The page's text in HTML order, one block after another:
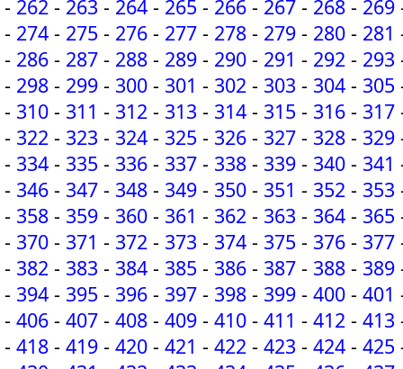
- 262 - 263 - 264 - 265 - 266 - 267 - 268 - 269
- 274 - 275 - 276 - 277 - 278 - 279 - 280 - 281
- 286 - 287 - 288 - 289 - 290 - 291 - 292 - 293
- 298 - 299 - 300 - 301 - 302 - 303 - 304 - 305
- 310 - 311 - 312 - 313 - 314 - 315 - 316 - 317
- 322 - 323 - 324 - 325 - 326 - 327 - 328 - 329
- 334 - 335 - 336 - 337 - 338 - 339 - 340 - 341
- 346 - 347 - 348 - 349 - 350 - 351 - 352 - 353
- 358 - 359 - 360 - 361 - 362 - 363 - 364 - 365
- 370 - 371 - 372 - 373 - 374 - 375 - 376 - 377
- 382 - 383 - 384 - 385 - 386 - 387 - 388 - 389
- 394 - 395 - 396 - 397 - 398 - 399 - 400 - 401
- 406 - 407 - 408 - 409 - 410 - 411 - 412 - 413
- 418 - 419 - 420 - 421 - 422 - 423 - 424 - 425